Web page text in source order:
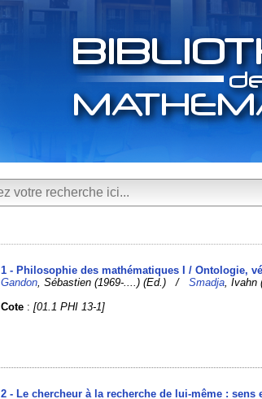
1 - Philosophie des mathématiques I / Ontologie,
Gandon , Sébastien (1969-....) (Ed.) /Smadja ,
Cote :[01.1 PHI 13-1]
2 - Le chercheur à la recherche de lui-même :